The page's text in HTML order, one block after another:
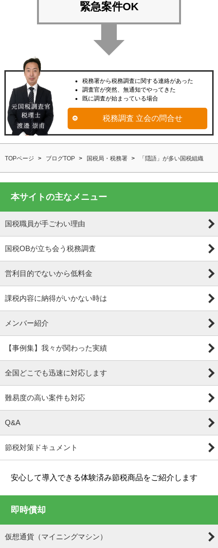
緊急案件OK
税務署から税務調査に関する連絡があった
調査官が突然、無通知でやってきた
既に調査が始まっている場合
税務調査 立会の問合せ
TOPページ ブログTOP 国税局・税務署 「隠語」が多い国税組織
本サイトの主なメニュー
国税職員が手ごわい理由
国税OBが立ち会う税務調査
営利目的でないから低料金
課税内容に納得がいかない時は
メンバー紹介
【事例集】我々が関わった実績
全国どこでも迅速に対応します
難易度の高い案件も対応
Q&A
節税対策ドキュメント
安心して導入できる体験済み節税商品をご紹介します
即時償却
仮想通貨（マイニングマシン）